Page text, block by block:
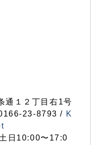
１２丁目右1号
23-8793 / K
日10:00〜17:0